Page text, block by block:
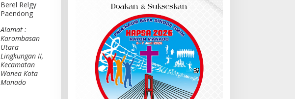
Berel Relgy
Paendong
Alamat :
Karombasan
Utara
Lingkungan II,
Kecamatan
Wanea Kota
Manado